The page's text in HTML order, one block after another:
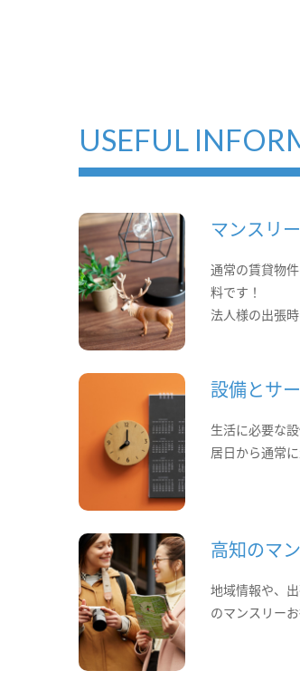
USEFUL
マンスリ
通常の賃貸物
料です！
法人様の出張
設備とサ
生活に必要な
居日から通常
高知のマ
地域情報や、
のマンスリー